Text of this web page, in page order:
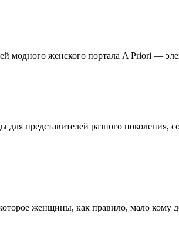
модного женского портала A Priori —
представителей разного поколения,
женщины, как правило, мало кому